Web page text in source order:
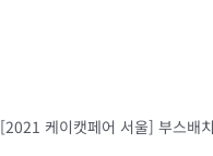
[2021 케이캣페어 서울] 부스배